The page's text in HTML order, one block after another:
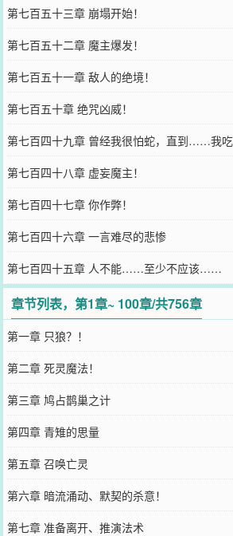
第七百五十三章 崩塌开始！
第七百五十二章 魔主爆发！
第七百五十一章 敌人的绝境！
第七百五十章 绝咒凶威！
第七百四十九章 曾经我很怕蛇，直到……我
第七百四十八章 虚妄魔主！
第七百四十七章 你作弊！
第七百四十六章 一言难尽的悲惨
第七百四十五章 人不能……至少不应该……
章节列表，第1章~ 100章/共756章
第一章 只狼？！
第二章 死灵魔法！
第三章 鸠占鹊巢之计
第四章 青雉的思量
第五章 召唤亡灵
第六章 暗流涌动、默契的杀意！
第七章 准备离开、推演法术